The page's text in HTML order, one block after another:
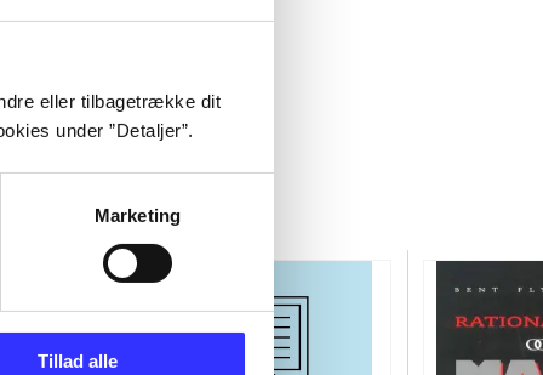
eller tilbagetrække dit
under ”Detaljer”.
Marketing
Tillad alle